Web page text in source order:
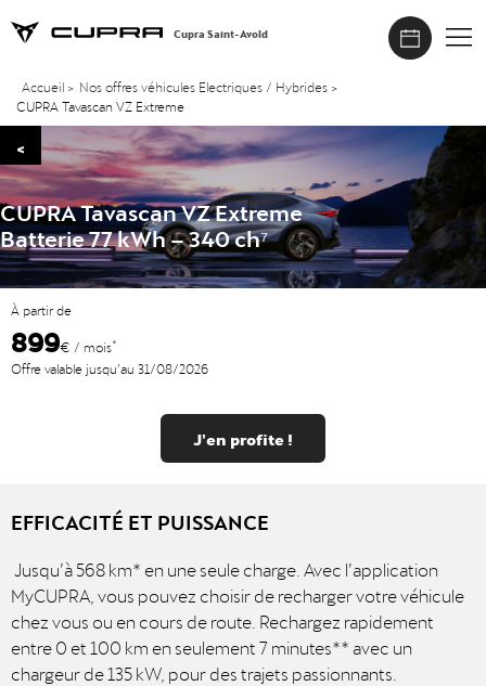
Cupra Saint-Avold
Accueil > Nos offres véhicules Electriques / Hybrides >
CUPRA Tavascan VZ Extreme
<
CUPRA Tavascan VZ Extreme
Batterie 77 kWh – 340 ch⁷
À partir de
899€ / mois*
Offre valable jusqu’au 31/08/2026
J'en profite !
EFFICACITÉ ET PUISSANCE
Jusqu’à 568 km* en une seule charge. Avec l’application
MyCUPRA, vous pouvez choisir de recharger votre véhicule
chez vous ou en cours de route. Rechargez rapidement
entre 0 et 100 km en seulement 7 minutes** avec un
chargeur de 135 kW, pour des trajets passionnants.